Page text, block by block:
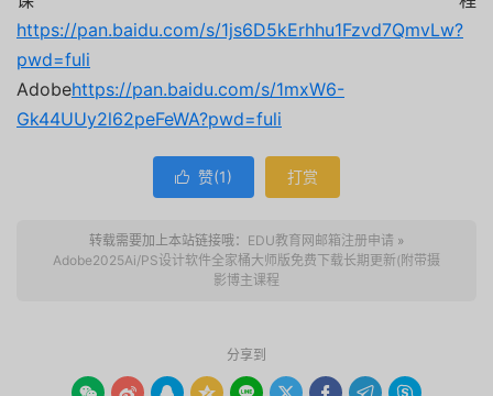
https://pan.baidu.com/s/1js6D5kErhhu1Fzvd7QmvLw?
pwd=fuli
Adobehttps://pan.baidu.com/s/1mxW6-
Gk44UUy2l62peFeWA?pwd=fuli
 赞(1) 打赏
转载需要加上本站链接哦： EDU教育网邮箱注册申请 »
Adobe2025Ai/PS设计软件全家桶大师版免费下载长期更新(附带摄
影博主课程
分享到